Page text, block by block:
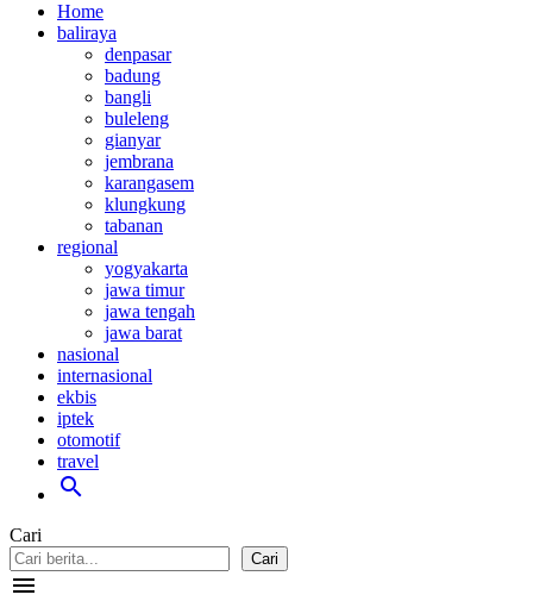
Home
baliraya
denpasar
badung
bangli
buleleng
gianyar
jembrana
karangasem
klungkung
tabanan
regional
yogyakarta
jawa timur
jawa tengah
jawa barat
nasional
internasional
ekbis
iptek
otomotif
travel
search
Cari
Cari
menu